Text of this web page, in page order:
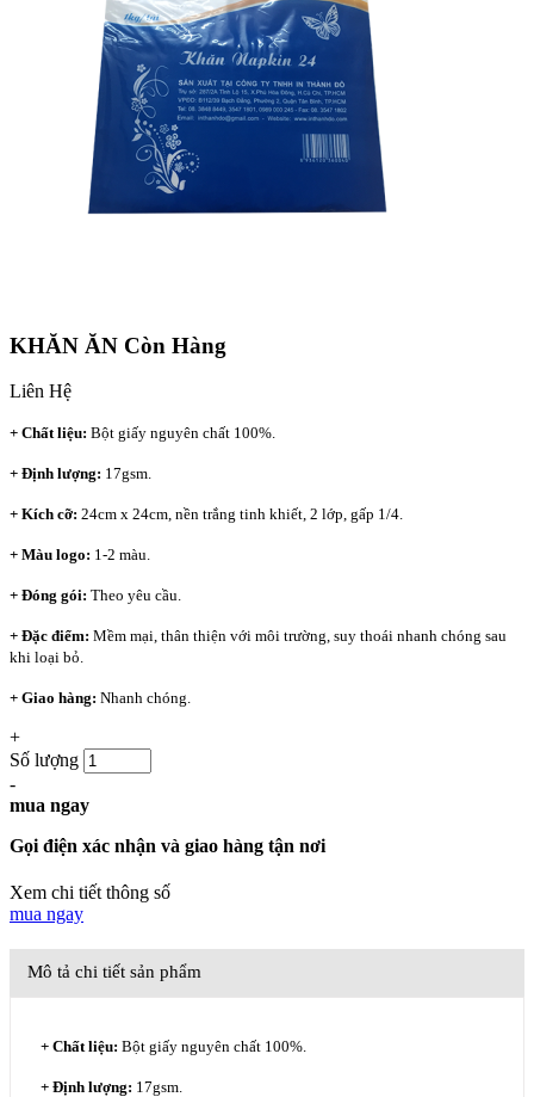
KHĂN ĂN Còn Hàng
Liên Hệ
+ Chất liệu: Bột giấy nguyên chất 100%.
+ Định lượng: 17gsm.
+ Kích cỡ: 24cm x 24cm, nền trắng tinh khiết, 2 lớp, gấp 1/4.
+ Màu logo: 1-2 màu.
+ Đóng gói: Theo yêu cầu.
+ Đặc điểm: Mềm mại, thân thiện với môi trường, suy thoái nhanh chóng sau
khi loại bỏ.
+ Giao hàng: Nhanh chóng.
+
Số lượng
-
mua ngay
Gọi điện xác nhận và giao hàng tận nơi
Xem chi tiết thông số
mua ngay
Mô tả chi tiết sản phẩm
+ Chất liệu: Bột giấy nguyên chất 100%.
+ Định lượng: 17gsm.